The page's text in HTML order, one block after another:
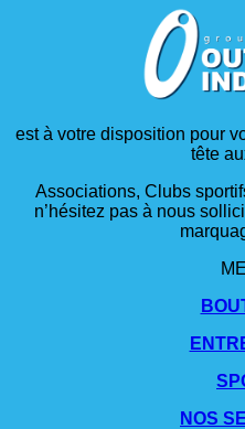
est à votre disposition pour
tête
Associations, Clubs
n’hésitez pas à nous
NOS